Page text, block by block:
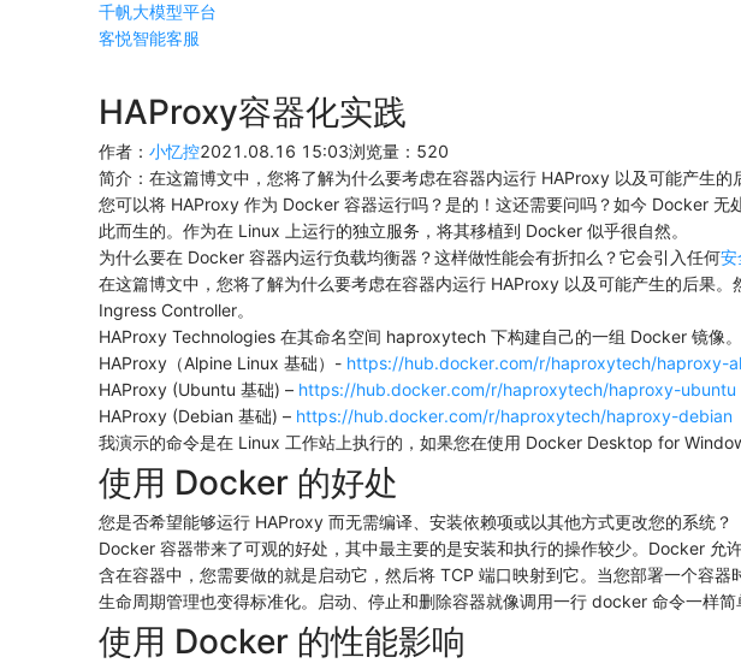
千帆大模型平台
客悦智能客服
HAProxy容器化实践
作者： 小忆控2021.08.16 15:03浏览量： 520
简介： 在这篇博文中，您将了解为什么要考虑在容器内运行 HAProxy 以及可能产生的
您可以将 HAProxy 作为 Docker 容器运行吗？是的！这还需要问吗？如今 Docker
此而生的。作为在 Linux 上运行的独立服务，将其移植到 Docker 似乎很自然。
为什么要在 Docker 容器内运行负载均衡器？这样做性能会有折扣么？它会引入任何安
在这篇博文中，您将了解为什么要考虑在容器内运行 HAProxy 以及可能产生的后果
Ingress Controller。
HAProxy Technologies 在其命名空间 haproxytech 下构建自己的一组 Docker 镜像
HAProxy（Alpine Linux 基础）- https://hub.docker.com/r/haproxytech/haproxy-
HAProxy (Ubuntu 基础) – https://hub.docker.com/r/haproxytech/haproxy-ubuntu
HAProxy (Debian 基础) – https://hub.docker.com/r/haproxytech/haproxy-debian
我演示的命令是在 Linux 工作站上执行的，如果您在使用 Docker Desktop for
使用 Docker 的好处
您是否希望能够运行 HAProxy 而无需编译、安装依赖项或以其他方式更改您的系统？
Docker 容器带来了可观的好处，其中最主要的是安装和执行的操作较少。Docker
含在容器中，您需要做的就是启动它，然后将 TCP 端口映射到它。当您部署一个容
生命周期管理也变得标准化。启动、停止和删除容器就像调用一行 docker 命令一样
使用 Docker 的性能影响